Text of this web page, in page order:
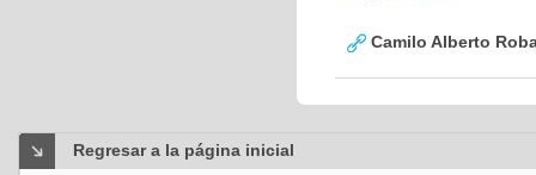
Camilo Alberto
Regresar a la página inicial